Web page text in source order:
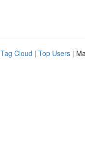
Tag Cloud | Top Users |